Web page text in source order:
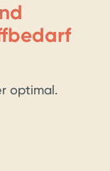
optimal.